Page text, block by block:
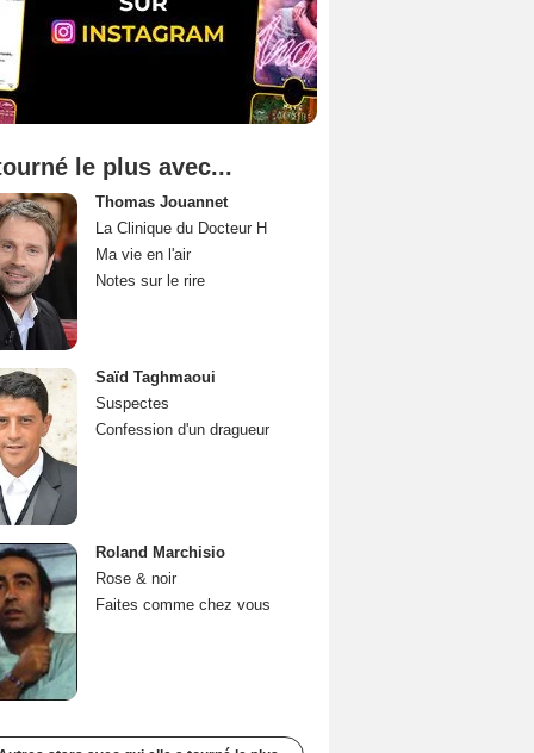
le plus avec...
Thomas Jouannet
La Clinique du Docteur H
Ma vie en l'air
Notes sur le rire
Saïd Taghmaoui
Suspectes
Confession d'un dragueur
Roland Marchisio
Rose & noir
Faites comme chez vous